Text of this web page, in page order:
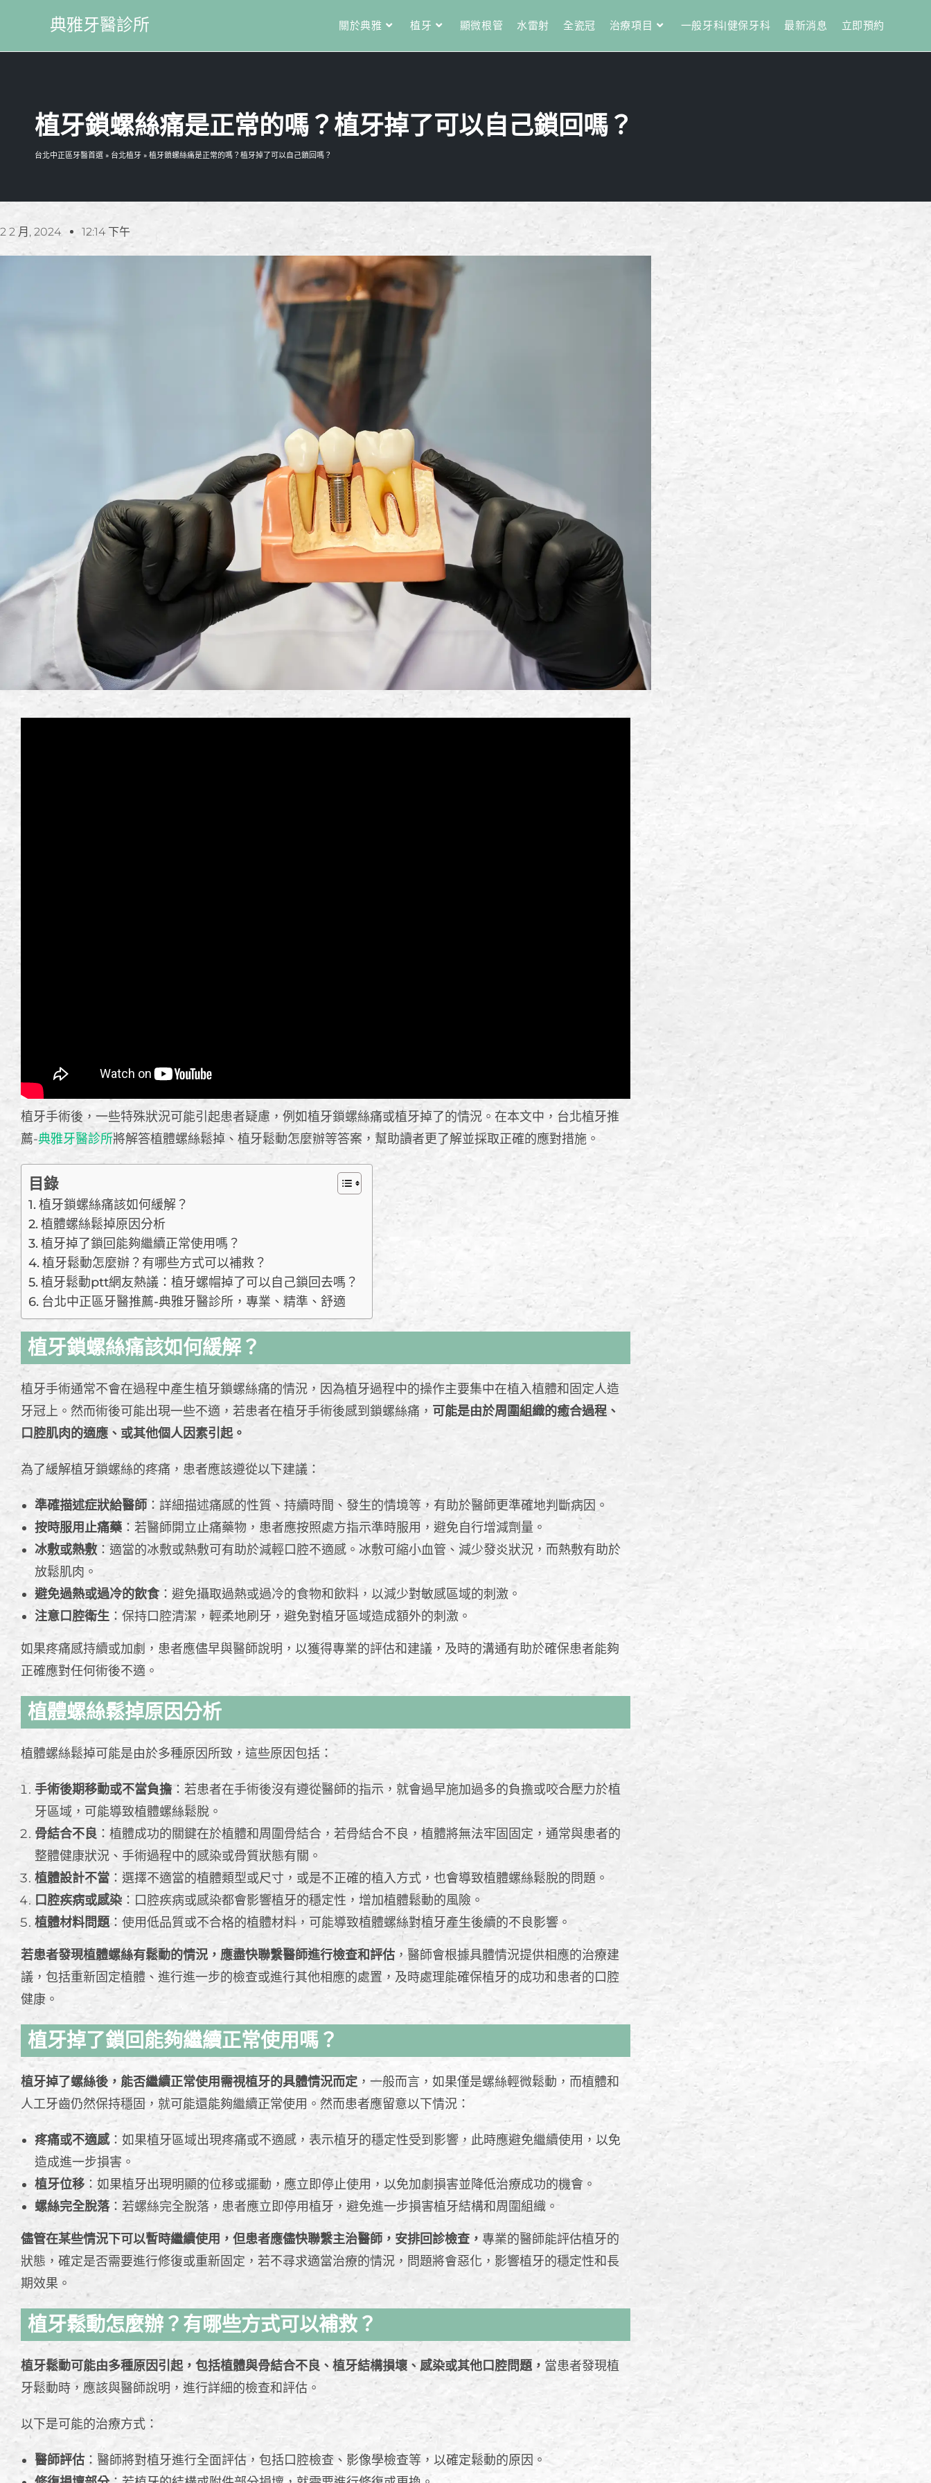
典雅牙醫診所 關於典雅 植牙 顯微根管 水雷射 全瓷冠 治療項目 一般牙科|健保牙科 最新消息 立即預約
植牙鎖螺絲痛是正常的嗎？植牙掉了可以自己鎖回嗎？
台北中正區牙醫首選 » 台北植牙 » 植牙鎖螺絲痛是正常的嗎？植牙掉了可以自己鎖回嗎？
2 2 月, 2024 12:14 下午
植牙手術後，一些特殊狀況可能引起患者疑慮，例如植牙鎖螺絲痛或植牙掉了的情況。在本文中，台北植牙推
薦-典雅牙醫診所將解答植體螺絲鬆掉、植牙鬆動怎麼辦等答案，幫助讀者更了解並採取正確的應對措施。
目錄
植牙鎖螺絲痛該如何緩解？
植體螺絲鬆掉原因分析
植牙掉了鎖回能夠繼續正常使用嗎？
植牙鬆動怎麼辦？有哪些方式可以補救？
植牙鬆動ptt網友熱議：植牙螺帽掉了可以自己鎖回去嗎？
台北中正區牙醫推薦-典雅牙醫診所，專業、精準、舒適
植牙鎖螺絲痛該如何緩解？
植牙手術通常不會在過程中產生植牙鎖螺絲痛的情況，因為植牙過程中的操作主要集中在植入植體和固定人造
牙冠上。然而術後可能出現一些不適，若患者在植牙手術後感到鎖螺絲痛， 可能是由於周圍組織的癒合過程、
口腔肌肉的適應、或其他個人因素引起。
為了緩解植牙鎖螺絲的疼痛，患者應該遵從以下建議：
準確描述症狀給醫師：詳細描述痛感的性質、持續時間、發生的情境等，有助於醫師更準確地判斷病因。
按時服用止痛藥 ：若醫師開立止痛藥物，患者應按照處方指示準時服用，避免自行增減劑量。
冰敷或熱敷：適當的冰敷或熱敷可有助於減輕口腔不適感。冰敷可縮小血管、減少發炎狀況，而熱敷有助於
放鬆肌肉。
避免過熱或過冷的飲食：避免攝取過熱或過冷的食物和飲料，以減少對敏感區域的刺激。
注意口腔衛生 ：保持口腔清潔，輕柔地刷牙，避免對植牙區域造成額外的刺激。
如果疼痛感持續或加劇，患者應儘早與醫師說明，以獲得專業的評估和建議，及時的溝通有助於確保患者能夠
正確應對任何術後不適。
植體螺絲鬆掉原因分析
植體螺絲鬆掉可能是由於多種原因所致，這些原因包括：
手術後期移動或不當負擔：若患者在手術後沒有遵從醫師的指示，就會過早施加過多的負擔或咬合壓力於植
牙區域，可能導致植體螺絲鬆脫。
骨結合不良 ：植體成功的關鍵在於植體和周圍骨結合，若骨結合不良，植體將無法牢固固定，通常與患者的
整體健康狀況、手術過程中的感染或骨質狀態有關。
植體設計不當 ：選擇不適當的植體類型或尺寸，或是不正確的植入方式，也會導致植體螺絲鬆脫的問題。
口腔疾病或感染 ：口腔疾病或感染都會影響植牙的穩定性，增加植體鬆動的風險。
植體材料問題：使用低品質或不合格的植體材料，可能導致植體螺絲對植牙產生後續的不良影響。
若患者發現植體螺絲有鬆動的情況，應盡快聯繫醫師進行檢查和評估 ，醫師會根據具體情況提供相應的治療建
議，包括重新固定植體、進行進一步的檢查或進行其他相應的處置，及時處理能確保植牙的成功和患者的口腔
健康。
植牙掉了鎖回能夠繼續正常使用嗎？
植牙掉了螺絲後，能否繼續正常使用需視植牙的具體情況而定，一般而言，如果僅是螺絲輕微鬆動，而植體和
人工牙齒仍然保持穩固，就可能還能夠繼續正常使用。然而患者應留意以下情況：
疼痛或不適感：如果植牙區域出現疼痛或不適感，表示植牙的穩定性受到影響，此時應避免繼續使用，以免
造成進一步損害。
植牙位移 ：如果植牙出現明顯的位移或擺動，應立即停止使用，以免加劇損害並降低治療成功的機會。
螺絲完全脫落：若螺絲完全脫落，患者應立即停用植牙，避免進一步損害植牙結構和周圍組織。
儘管在某些情況下可以暫時繼續使用，但患者應儘快聯繫主治醫師，安排回診檢查， 專業的醫師能評估植牙的
狀態，確定是否需要進行修復或重新固定，若不尋求適當治療的情況，問題將會惡化，影響植牙的穩定性和長
期效果。
植牙鬆動怎麼辦？有哪些方式可以補救？
植牙鬆動可能由多種原因引起，包括植體與骨結合不良、植牙結構損壞、感染或其他口腔問題， 當患者發現植
牙鬆動時，應該與醫師說明，進行詳細的檢查和評估。
以下是可能的治療方式：
醫師評估 ：醫師將對植牙進行全面評估，包括口腔檢查、影像學檢查等，以確定鬆動的原因。